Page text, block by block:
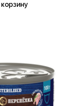
корзину